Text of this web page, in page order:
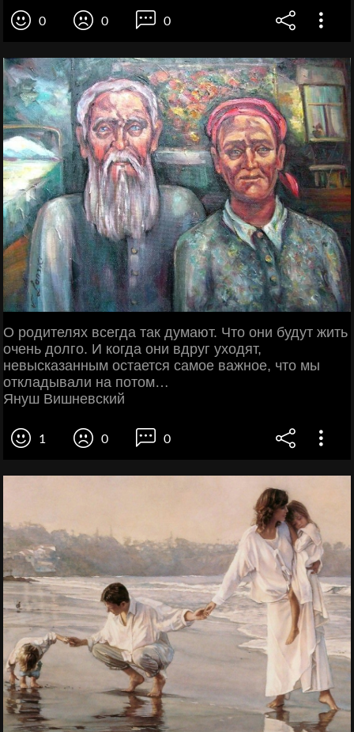
0 0 0
О родителях всегда так думают. Что они будут жить
очень долго. И когда они вдруг уходят,
невысказанным остается самое важное, что мы
откладывали на потом…
Януш Вишневский
1 0 0